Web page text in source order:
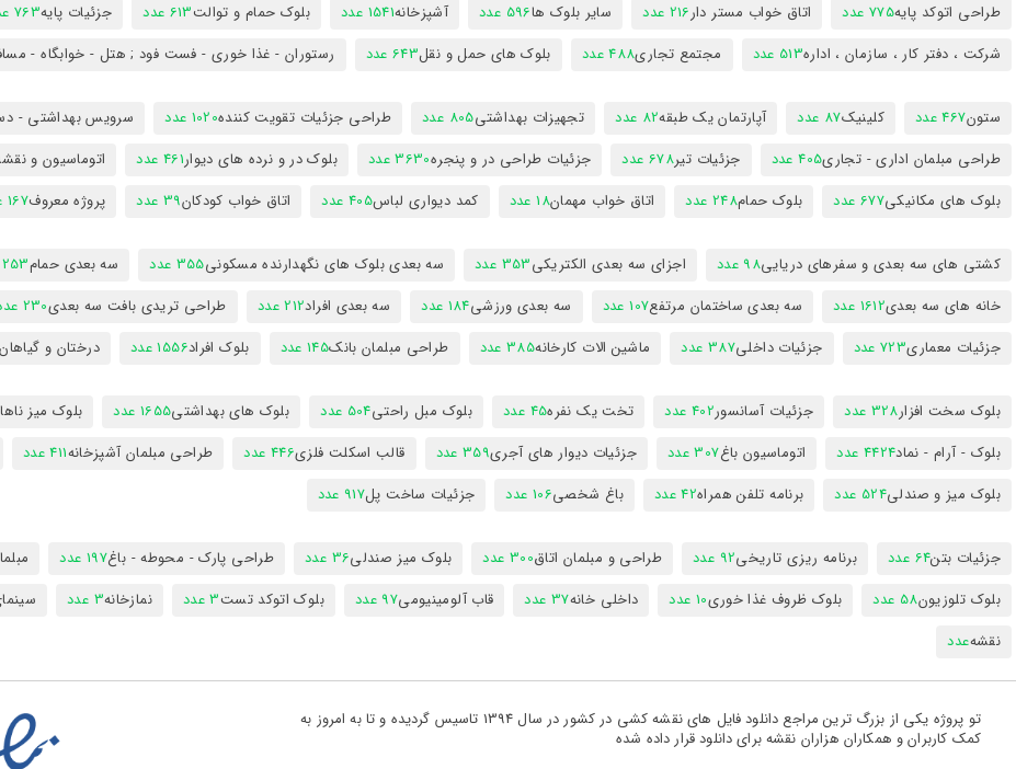
طراحی اتوکد پایه775 عدد اتاق خواب مستر دار216 عدد سایر بلوک ها596 عدد آشپزخانه1541 عدد بلوک حمام و توالت613 عدد جزئیات پایه763 عدد
شرکت ، دفتر کار ، سازمان ، اداره513 عدد مجتمع تجاری488 عدد بلوک های حمل و نقل643 عدد رستوران - غذا خوری - فست فود ; هتل - خوابگاه -
ستون467 عدد کلینیک87 عدد آپارتمان یک طبقه82 عدد تجهیزات بهداشتی805 عدد طراحی جزئیات تقویت کننده1020 عدد سرویس بهداشتی -
طراحی مبلمان اداری - تجاری405 عدد جزئیات تیر678 عدد جزئیات طراحی در و پنجره3630 عدد بلوک در و نرده های دیوار461 عدد اتوماسیون و
بلوک های مکانیکی677 عدد بلوک حمام248 عدد اتاق خواب مهمان18 عدد کمد دیواری لباس405 عدد اتاق خواب کودکان39 عدد پروژه معروف167 عدد
کشتی های سه بعدی و سفرهای دریایی98 عدد اجزای سه بعدی الکتریکی353 عدد سه بعدی بلوک های نگهدارنده مسکونی355 عدد سه بعدی حمام253 عدد
خانه های سه بعدی1612 عدد سه بعدی ساختمان مرتفع107 عدد سه بعدی ورزشی184 عدد سه بعدی افراد212 عدد طراحی تریدی بافت سه بعدی230 عدد
جزئیات معماری723 عدد جزئیات داخلی387 عدد ماشین الات کارخانه385 عدد طراحی مبلمان بانک145 عدد بلوک افراد1556 عدد درختان و گیاهان
بلوک سخت افزار328 عدد جزئیات آسانسور402 عدد تخت یک نفره45 عدد بلوک مبل راحتی504 عدد بلوک های بهداشتی1655 عدد بلوک میز
بلوک - آرام - نماد4424 عدد اتوماسیون باغ307 عدد جزئیات دیوار های آجری359 عدد قالب اسکلت فلزی446 عدد طراحی مبلمان آشپزخانه411 عدد
بلوک میز و صندلی524 عدد برنامه تلفن همراه42 عدد باغ شخصی106 عدد جزئیات ساخت پل917 عدد
جزئیات بتن64 عدد برنامه ریزی تاریخی92 عدد طراحی و مبلمان اتاق300 عدد بلوک میز صندلی36 عدد طراحی پارک - محوطه - باغ197 عدد
بلوک تلوزیون58 عدد بلوک ظروف غذا خوری10 عدد داخلی خانه37 عدد قاب آلومینیومی97 عدد بلوک اتوکد تست3 عدد نمازخانه3 عدد
نقشهعدد
تو پروژه یکی از بزرگ ترین مراجع دانلود فایل های نقشه کشی در کشور در سال 1394 تاسیس گردیده و تا به امروز به
کمک کاربران و همکاران هزاران نقشه برای دانلود قرار داده شده